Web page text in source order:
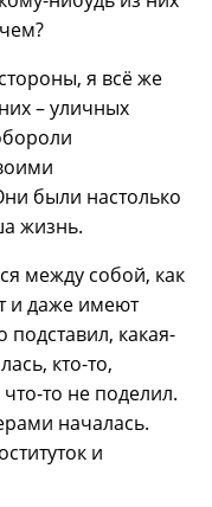
я всё же
– уличных
были настолько
жизнь.
между собой, как
и даже имеют
подставил, какая-
кто-то,
то не поделил.
началась.
и